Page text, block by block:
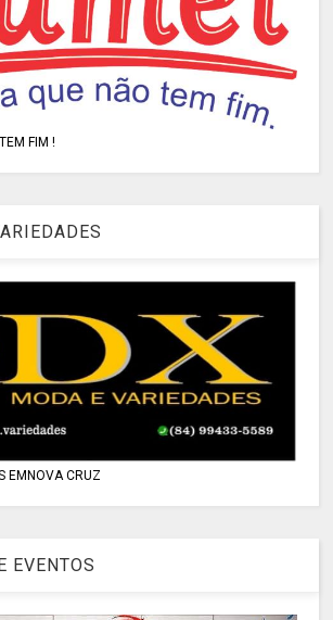
FIM !
EMNOVA CRUZ
EVENTOS